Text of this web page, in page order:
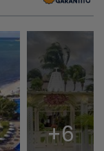
+6